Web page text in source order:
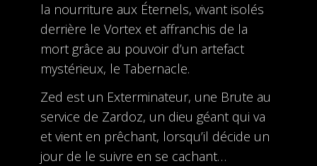
la nourriture aux Éternels, vivant isolés
derrière le Vortex et affranchis de la
mort grâce au pouvoir d’un artefact
mystérieux, le Tabernacle.
Zed est un Exterminateur, une Brute au
service de Zardoz, un dieu géant qui va
et vient en prêchant, lorsqu’il décide un
jour de le suivre en se cachant…